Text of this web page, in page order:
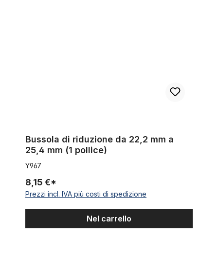
Bussola di riduzione da 22,2 mm a
25,4 mm (1 pollice)
Y967
8,15 €*
Prezzi incl. IVA più costi di spedizione
Nel carrello